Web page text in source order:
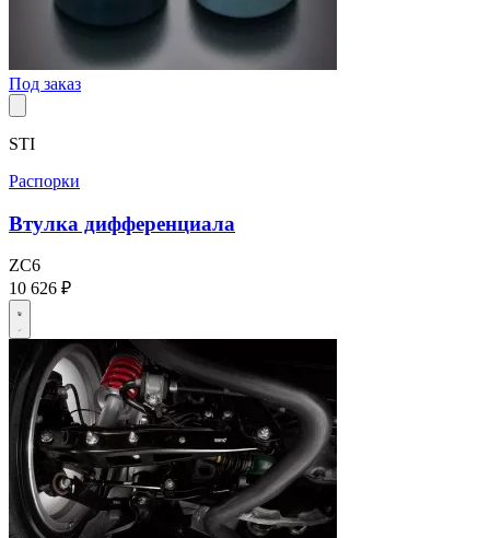
Под заказ
STI
Распорки
Втулка дифференциала
ZC6
10 626 ₽